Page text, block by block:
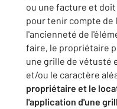
ou une facture et
pour tenir compte de
l'ancienneté de
faire, le propriétaire
une grille de vétusté
et/ou le caractère
propriétaire et le
l'application d'une